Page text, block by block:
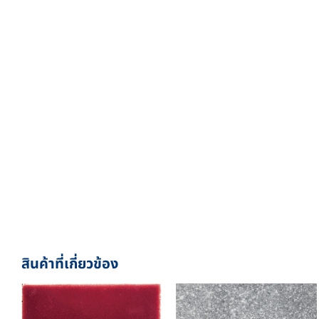
สินค้าที่เกี่ยวข้อง